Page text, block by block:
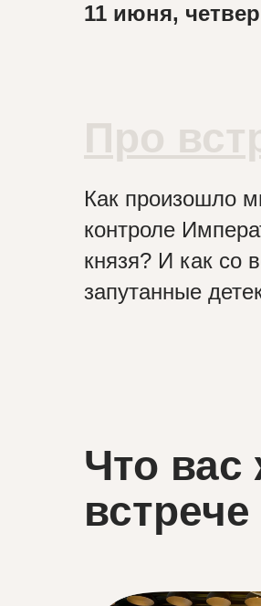
11 июня,
Про
Как произошло
контроле
князя? И как со
запутанные
Что вас
встрече